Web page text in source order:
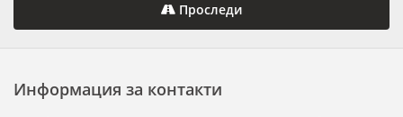
Проследи
Информация за контакти